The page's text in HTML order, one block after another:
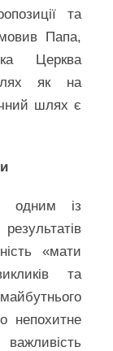
та
Папа,
Церква
як на
шлях є
одним із
«мати
та
непохитне